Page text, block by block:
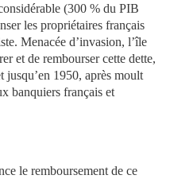
(300 % du PIB
les propriétaires français
Menacée d’invasion, l’île
et de rembourser cette dette,
jusqu’en 1950, après moult
banquiers français et
le remboursement de ce